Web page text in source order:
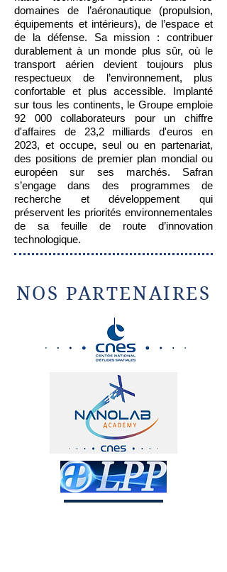
domaines de l’aéronautique (propulsion,
équipements et intérieurs), de l’espace et
de la défense. Sa mission : contribuer
durablement à un monde plus sûr, où le
transport aérien devient toujours plus
respectueux de l’environnement, plus
confortable et plus accessible. Implanté
sur tous les continents, le Groupe emploie
92 000 collaborateurs pour un chiffre
d'affaires de 23,2 milliards d'euros en
2023, et occupe, seul ou en partenariat,
des positions de premier plan mondial ou
européen sur ses marchés. Safran
s’engage dans des programmes de
recherche et développement qui
préservent les priorités environnementales
de sa feuille de route d’innovation
technologique.
NOS PARTENAIRES